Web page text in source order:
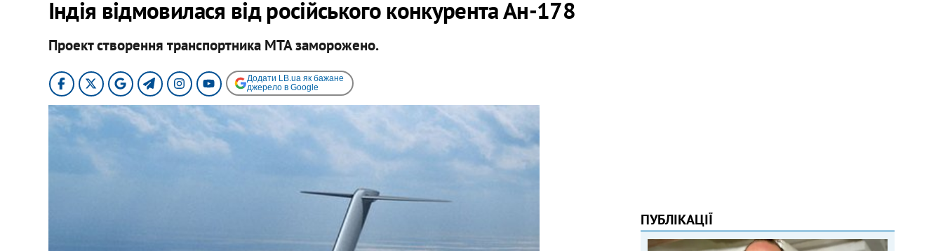
Індія відмовилася від російського конкурента Ан-178
Проект створення транспортника МТА заморожено.
Додати LB.ua як бажане
джерело в Google
ПУБЛІКАЦІЇ